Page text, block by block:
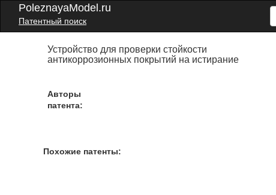
PoleznayaModel.ru
Патентный поиск
Устройство для проверки стойкости
антикоррозионных покрытий на истирание
Авторы
патента:
Похожие патенты: